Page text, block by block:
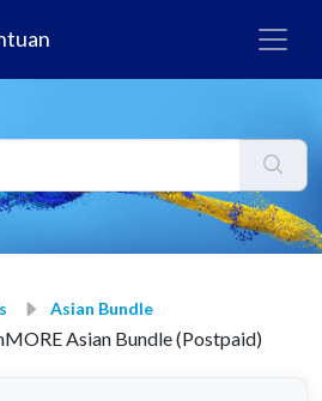
Asian Bundle
Asian Bundle (Postpaid)